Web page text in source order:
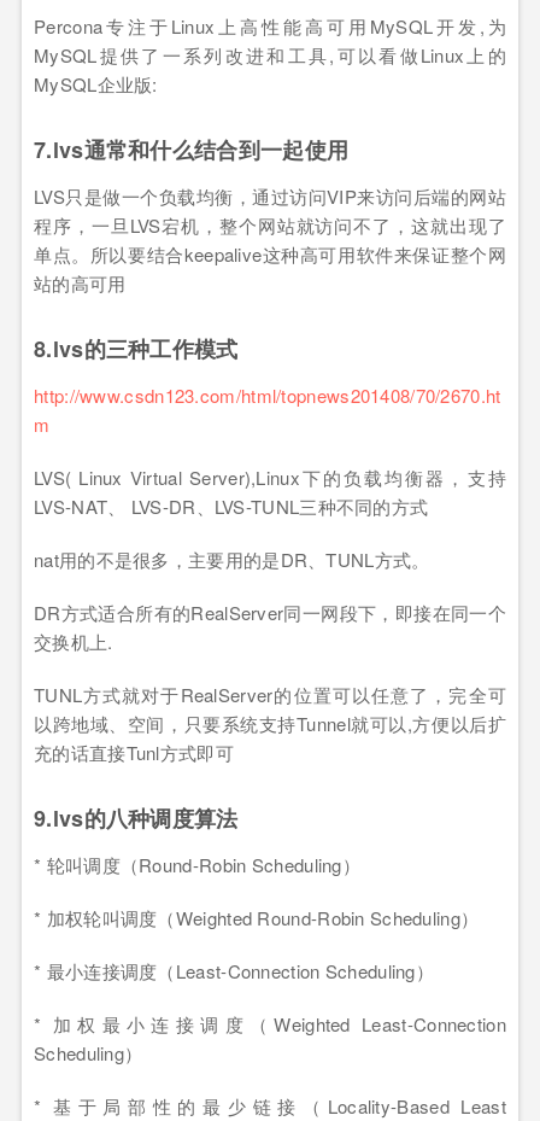
Percona专注于Linux上高性能高可用MySQL开发,为
MySQL提供了一系列改进和工具,可以看做Linux上的
MySQL企业版:
7.lvs通常和什么结合到一起使用
LVS只是做一个负载均衡，通过访问VIP来访问后端的网站
程序，一旦LVS宕机，整个网站就访问不了，这就出现了
单点。所以要结合keepalive这种高可用软件来保证整个网
站的高可用
8.lvs的三种工作模式
http://www.csdn123.com/html/topnews201408/70/2670.ht
m
LVS( Linux Virtual Server),Linux下的负载均衡器，支持
LVS-NAT、 LVS-DR、LVS-TUNL三种不同的方式
nat用的不是很多，主要用的是DR、TUNL方式。
DR方式适合所有的RealServer同一网段下，即接在同一个
交换机上.
TUNL方式就对于RealServer的位置可以任意了，完全可
以跨地域、空间，只要系统支持Tunnel就可以,方便以后扩
充的话直接Tunl方式即可
9.lvs的八种调度算法
* 轮叫调度（Round-Robin Scheduling）
* 加权轮叫调度（Weighted Round-Robin Scheduling）
* 最小连接调度（Least-Connection Scheduling）
* 加权最小连接调度（Weighted Least-Connection
Scheduling）
* 基于局部性的最少链接（Locality-Based Least